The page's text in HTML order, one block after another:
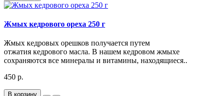
Жмых кедрового ореха 250 г
Жмых кедровых орешков получается путем
отжатия кедрового масла. В нашем кедровом жмыхе
сохраняются все минералы и витамины, находящиеся..
450 р.
В корзину